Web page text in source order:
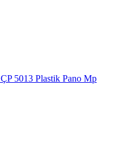
5013 Plastik Pano Mp